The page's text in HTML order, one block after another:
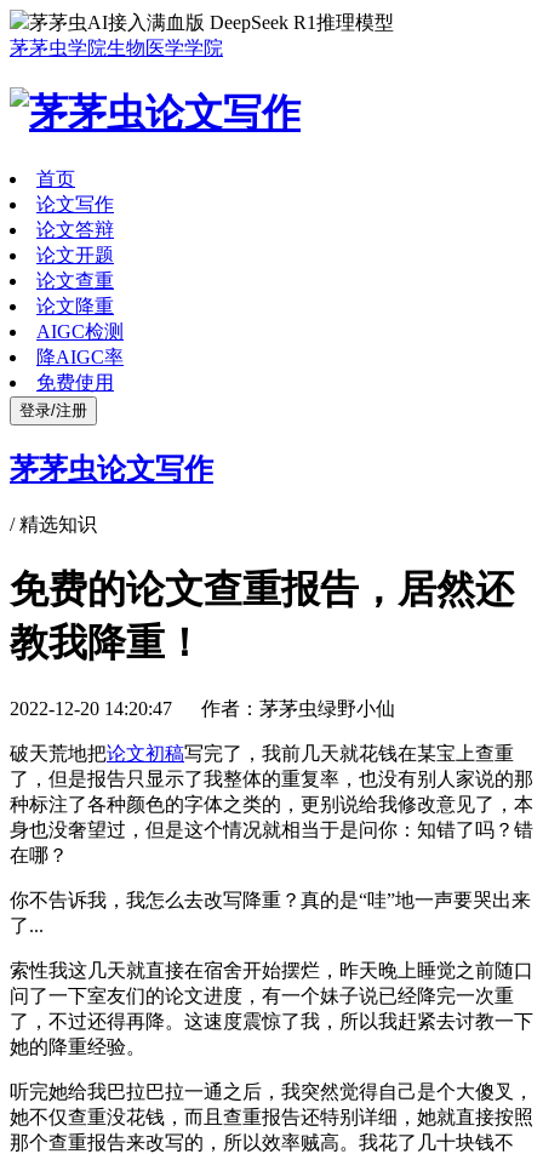
茅茅虫AI接入满血版 DeepSeek R1推理模型
茅茅虫学院生物医学学院
首页
论文写作
论文答辩
论文开题
论文查重
论文降重
AIGC检测
降AIGC率
免费使用
登录/注册
茅茅虫论文写作
/精选知识
免费的论文查重报告，居然还
教我降重！
2022-12-20 14:20:47 作者：茅茅虫绿野小仙
破天荒地把论文初稿写完了，我前几天就花钱在某宝上查重
了，但是报告只显示了我整体的重复率，也没有别人家说的那
种标注了各种颜色的字体之类的，更别说给我修改意见了，本
身也没奢望过，但是这个情况就相当于是问你：知错了吗？错
在哪？
你不告诉我，我怎么去改写降重？真的是“哇”地一声要哭出来
了...
索性我这几天就直接在宿舍开始摆烂，昨天晚上睡觉之前随口
问了一下室友们的论文进度，有一个妹子说已经降完一次重
了，不过还得再降。这速度震惊了我，所以我赶紧去讨教一下
她的降重经验。
听完她给我巴拉巴拉一通之后，我突然觉得自己是个大傻叉，
她不仅查重没花钱，而且查重报告还特别详细，她就直接按照
那个查重报告来改写的，所以效率贼高。我花了几十块钱不